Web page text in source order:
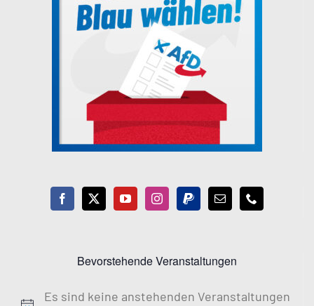
Bevorstehende Veranstaltungen
Es sind keine anstehenden Veranstaltungen